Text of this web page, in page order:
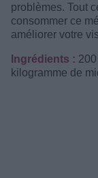
problèmes. Tout
consommer ce
améliorer votre
Ingrédients :
kilogramme de